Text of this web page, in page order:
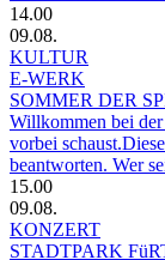
14.00
09.08.
KULTUR
E-WERK
SOMMER DER
Willkommen bei
vorbei
beantworten. Wer
15.00
09.08.
KONZERT
STADTPARK